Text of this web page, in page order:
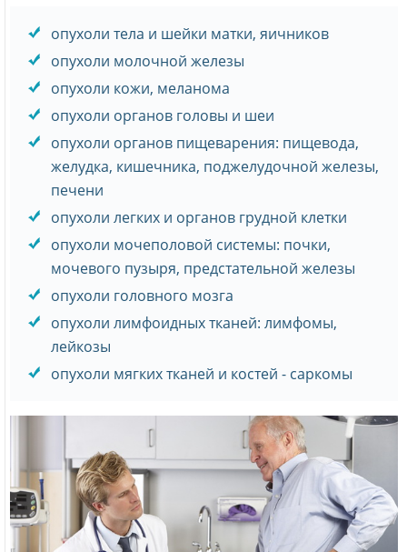
опухоли тела и шейки матки, яичников
опухоли молочной железы
опухоли кожи, меланома
опухоли органов головы и шеи
опухоли органов пищеварения: пищевода,
желудка, кишечника, поджелудочной железы,
печени
опухоли легких и органов грудной клетки
опухоли мочеполовой системы: почки,
мочевого пузыря, предстательной железы
опухоли головного мозга
опухоли лимфоидных тканей: лимфомы,
лейкозы
опухоли мягких тканей и костей - саркомы